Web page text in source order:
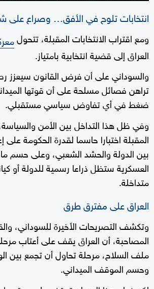
انتخابات تلوح في الأفق… وصراع على
ومع اقتراب الانتخابات المقبلة، تتحول
العراق إلى قضية انتخابية بامتياز.
والسوداني على أن فرض القانون سيعزز
تراهن فصائل مسلحة على أن قوتها
ضغط في أي تفاوض سياسي مستقبلي.
وفي ظل هذا التداخل بين الأمن
المقبلة اختبارا حاسما لقدرة الحكومة على
بين الدولة والحشد الشعبي، وعلى حسم
العسكرية ستظل ذراعا رسمية للدولة أو
متداخلة.
العراق على مفترق طرق
وتكشف التصريحات الأخيرة للسوداني،
المصاحبة، أن العراق يقف على أعتاب
ملف السلاح، مرحلة تحاول أن تجمع بين
وحسم الموقف الميداني.